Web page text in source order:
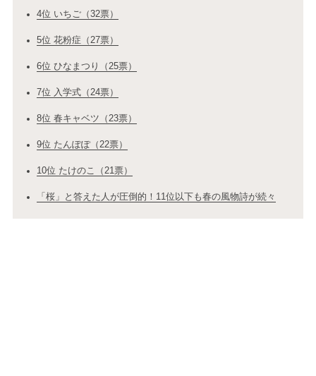
4位 いちご（32票）
5位 花粉症（27票）
6位 ひなまつり（25票）
7位 入学式（24票）
8位 春キャベツ（23票）
9位 たんぽぽ（22票）
10位 たけのこ（21票）
「桜」と答えた人が圧倒的！11位以下も春の風物詩が続々